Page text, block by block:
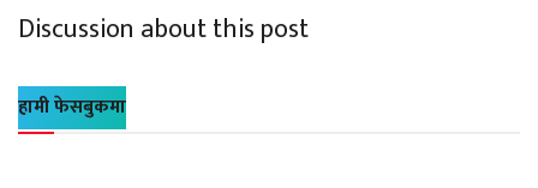
Discussion about this post
हामी फेसबुकमा